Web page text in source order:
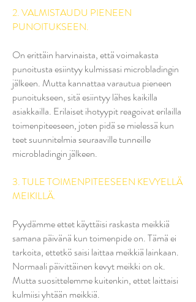
2. VALMISTAUDU PIENEEN
PUNOITUKSEEN.
On erittäin harvinaista, että voimakasta
punoitusta esiintyy kulmissasi microbladingin
jälkeen. Mutta kannattaa varautua pieneen
punoitukseen, sitä esiintyy lähes kaikilla
asiakkailla. Erilaiset ihotyypit reagoivat erilailla
toimenpiteeseen, joten pidä se mielessä kun
teet suunnitelmia seuraaville tunneille
microbladingin jälkeen.
3. TULE TOIMENPITEESEEN KEVYELLÄ
MEIKILLÄ.
Pyydämme ettet käyttäisi raskasta meikkiä
samana päivänä kun toimenpide on. Tämä ei
tarkoita, ettetkö saisi laittaa meikkiä lainkaan.
Normaali päivittäinen kevyt meikki on ok.
Mutta suosittelemme kuitenkin, ettet laittaisi
kulmiisi yhtään meikkiä.